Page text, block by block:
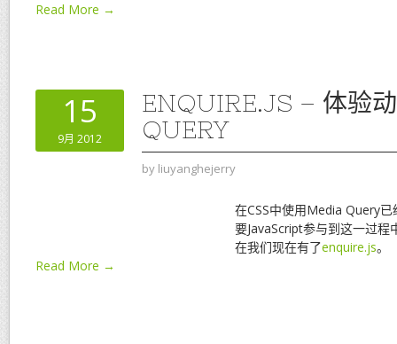
Read More →
15
9月 2012
ENQUIRE.JS – 体验
QUERY
by liuyanghejerry
在CSS中使用Media Query
要JavaScript参与到这一过
在我们现在有了enquire.js。
Read More →